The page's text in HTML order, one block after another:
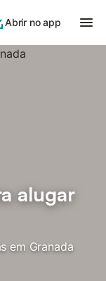
Abrir no app
alugar
em Granada